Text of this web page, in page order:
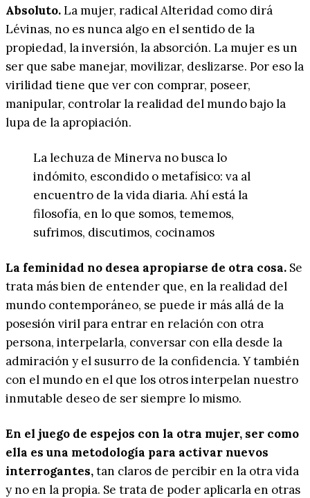
Absoluto.La mujer, radical Alteridad como dirá
Lévinas, no es nunca algo en el sentido de la
propiedad, la inversión, la absorción. La mujer es un
ser que sabe manejar, movilizar, deslizarse. Por eso la
virilidad tiene que ver con comprar, poseer,
manipular, controlar la realidad del mundo bajo la
lupa de la apropiación.
La lechuza de Minerva no busca lo
indómito, escondido o metafísico: va al
encuentro de la vida diaria. Ahí está la
filosofía, en lo que somos, tememos,
sufrimos, discutimos, cocinamos
La feminidad no desea apropiarse de otra cosa. Se
trata más bien de entender que, en la realidad del
mundo contemporáneo, se puede ir más allá de la
posesión viril para entrar en relación con otra
persona, interpelarla, conversar con ella desde la
admiración y el susurro de la confidencia. Y también
con el mundo en el que los otros interpelan nuestro
inmutable deseo de ser siempre lo mismo.
En el juego de espejos con la otra mujer, ser como
ella es una metodología para activar nuevos
interrogantes,tan claros de percibir en la otra vida
y no en la propia. Se trata de poder aplicarla en otras